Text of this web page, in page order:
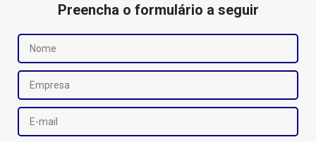
Preencha o formulário a seguir